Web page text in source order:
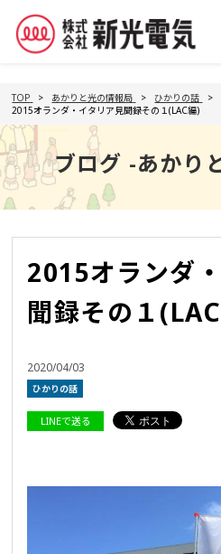
TOP あかりと光の情報局
ひかりの話
2015オランダ・イタリア見聞録その１(LAC編)
ブログ -あかり
2015オランダ
聞録その１
2020/04/03
ひかりの話
LINEで送る